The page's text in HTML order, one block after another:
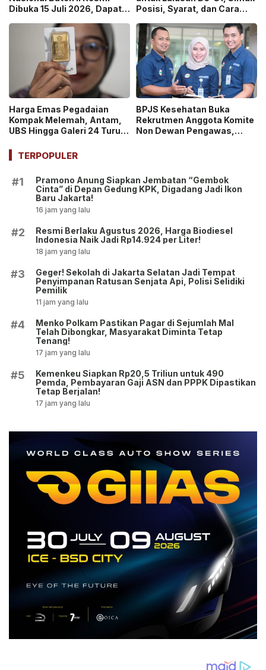
Dibuka 15 Juli 2026, Dapat
Posisi, Syarat, dan Cara
Harga Emas Pegadaian
Kompak Melemah, Antam,
UBS Hingga Galeri 24 Turun
BPJS Kesehatan Buka
Rekrutmen Anggota Komite
Non Dewan Pengawas,
TERPOPULER
#1
Pramono Anung Siapkan Jembatan “Gembok
Cinta” di Depan Gedung KPK, Digadang Jadi Ikon
Baru Jakarta!
16 jam yang lalu
#2
Resmi Berlaku Agustus 2026, Harga Biodiesel
Indonesia Naik Jadi Rp14.924 per Liter!
18 jam yang lalu
#3
Geger! Sekolah di Jakarta Selatan Jadi Tempat
Penyimpanan Ratusan Senjata Api, Polisi Selidiki
Pemilik
11 jam yang lalu
#4
Menko Polkam Pastikan Pagar di Sejumlah Mal
Telah Dibongkar, Masyarakat Diminta Tetap
Tenang!
17 jam yang lalu
#5
Kemenkeu Siapkan Rp20,5 Triliun untuk 490
Pemda, Pembayaran Gaji ASN dan PPPK Dipastikan
Tetap Berjalan!
17 jam yang lalu